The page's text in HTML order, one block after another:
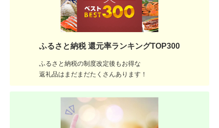
ふるさと納税 還元率ランキングTOP300
ふるさと納税の制度改定後もお得な
返礼品はまだまだたくさんあります！